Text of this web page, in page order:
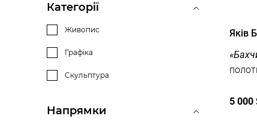
Категорії
Живопис
Графіка
Скульптура
Напрямки
Яків
5 000